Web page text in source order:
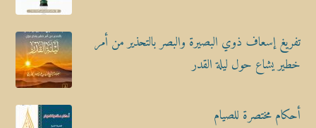
تفريغ إسعاف ذوي البصيرة والبصر بالتحذير من أمر
خطير يشاع حول ليلة القدر
أحكام مختصرة للصيام